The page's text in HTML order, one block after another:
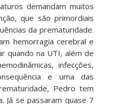
demandam muitos
que são primordiais
da prematuridade.
hemorragia cerebral e
quando na UTI, além de
infecções,
e uma das
Pedro tem
Já se passaram quase 7